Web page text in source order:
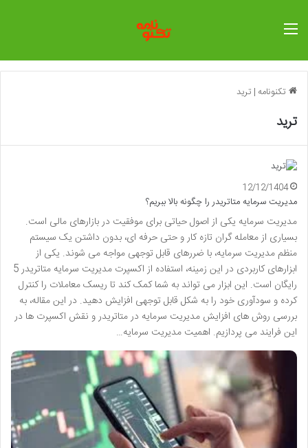
تکنونامه | ترید
ترید
12/12/1404
مدیریت سرمایه متاتریدر را چگونه بالا ببریم؟
مدیریت سرمایه یکی از اصول حیاتی برای موفقیت در بازارهای مالی است.
بسیاری از معامله گران تازه کار و حتی حرفه ای، بدون داشتن یک سیستم
منظم مدیریت سرمایه، با ضررهای قابل توجهی مواجه می شوند. یکی از
ابزارهای کاربردی در این زمینه، استفاده از اکسپرت مدیریت سرمایه متاتریدر 5
رایگان است. این ابزار می تواند به شما کمک کند تا ریسک معاملات را کنترل
کرده و سودآوری خود را به شکل قابل توجهی افزایش دهید. در این مقاله، به
بررسی روش های افزایش مدیریت سرمایه در متاتریدر و نقش اکسپرت ها در
این فرایند می پردازیم. اهمیت مدیریت سرمایه…